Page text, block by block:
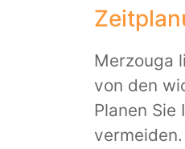
Merzouga
von den
Planen